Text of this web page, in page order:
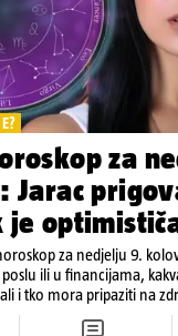
za
Jarac
je
za nedjelju 9.
ili u financijama,
i tko mora pripaziti na